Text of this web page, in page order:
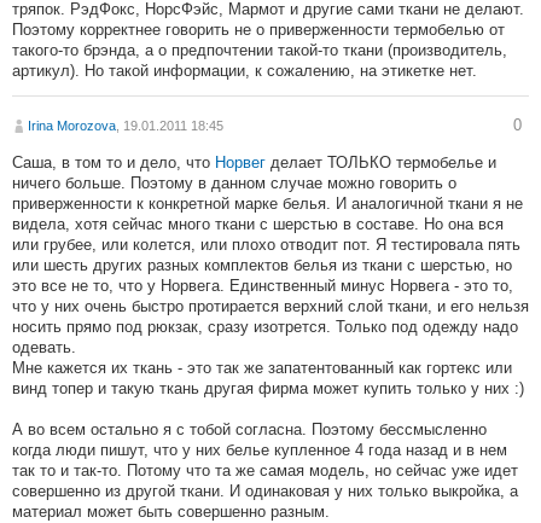
тряпок. РэдФокс, НорсФэйс, Мармот и другие сами ткани не делают.
Поэтому корректнее говорить не о приверженности термобелью от
такого-то брэнда, а о предпочтении такой-то ткани (производитель,
артикул). Но такой информации, к сожалению, на этикетке нет.
Irina Morozova , 19.01.2011 18:45 0
Саша, в том то и дело, что Норвег делает ТОЛЬКО термобелье и
ничего больше. Поэтому в данном случае можно говорить о
приверженности к конкретной марке белья. И аналогичной ткани я не
видела, хотя сейчас много ткани с шерстью в составе. Но она вся
или грубее, или колется, или плохо отводит пот. Я тестировала пять
или шесть других разных комплектов белья из ткани с шерстью, но
это все не то, что у Норвега. Единственный минус Норвега - это то,
что у них очень быстро протирается верхний слой ткани, и его нельзя
носить прямо под рюкзак, сразу изотрется. Только под одежду надо
одевать.
Мне кажется их ткань - это так же запатентованный как гортекс или
винд топер и такую ткань другая фирма может купить только у них :)
А во всем остально я с тобой согласна. Поэтому бессмысленно
когда люди пишут, что у них белье купленное 4 года назад и в нем
так то и так-то. Потому что та же самая модель, но сейчас уже идет
совершенно из другой ткани. И одинаковая у них только выкройка, а
материал может быть совершенно разным.